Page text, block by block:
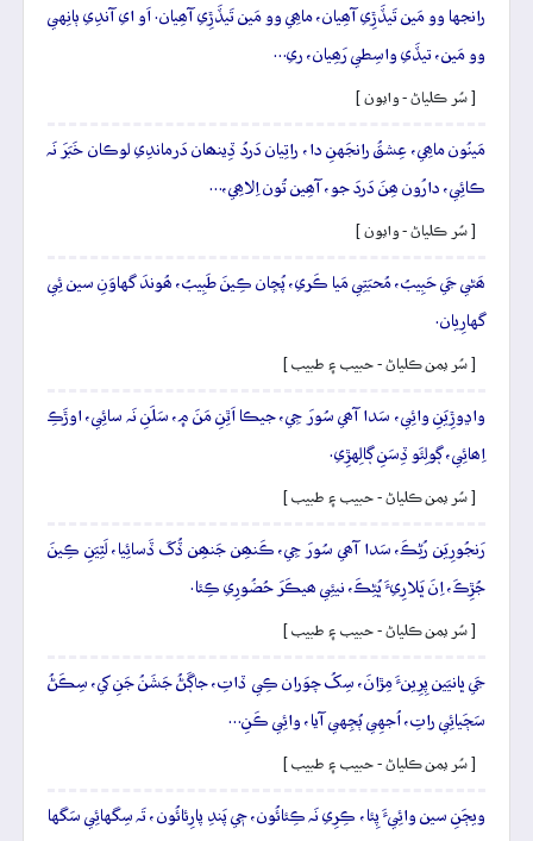
رانجها وو مَين تَيڏَڙِي آھِيان، ماھِي وو مَين تَيڏَڙِي آھِيان. اَو اي آندِي ٻانِهي
وو مَين، تيڏَي واسِطي رَھِيان، ري…
[ سُر ڪلياڻ - وايون ]
مَينُون ماھِي، عِشقُ رانجَهنِ دا، راتِيان دَردُ ڏِينھان دَرماندِي لوڪان خَبَرَ نَہ
ڪائِي، دارُون ھِنَ دَردَ جو، آھِين تُون اِلاھِي،…
[ سُر ڪلياڻ - وايون ]
ھَڻي جَي حَبِيبُ، مُحبَتِي مَيا ڪَري، پُڇان ڪِينَ طَبِيبُ، ھُوندَ گهاوَنِ سين ئِي
گهارِيان.
[ سُر يمن ڪلياڻ - حبيب ۽ طبيب ]
واڍوڙِيَنِ وائِي، سَدا آھي سُورَ جِي، جيڪا اَٿِنِ مَنَ ۾، سَلَنِ نَہ سائِي، اوڙَڪِ
اِھائِي، ڳولِئَو ڏِسَنِ ڳالِهڙِي.
[ سُر يمن ڪلياڻ - حبيب ۽ طبيب ]
رَنجُورِيَن رُڻِڪَ، سَدا آھي سُورَ جِي، ڪَنھِن جَنھِن ڏُکَ ڏَسائِيا، لَٿِيَنِ ڪِينَ
جُڙِڪَ، اِنَ ڀَلارِيءَ ڀُڻِڪَ، نيئِي ھيڪَرَ حُضُورِي ڪِئا.
[ سُر يمن ڪلياڻ - حبيب ۽ طبيب ]
جَي ڀانيَين پِرِينءَ مِڙانَ، سِکُ چوَران ڪِي ڏاتِ، جاڳَڻُ جَشَنُ جَنِ کي، سِڪَڻُ
سَڄَيائِي راتِ، اُجهِي ٻُجِهي آيا، وائِي ڪَنِ…
[ سُر يمن ڪلياڻ - حبيب ۽ طبيب ]
ويڄَنِ سين وائِيءَ پِئا، ڪِرِي نَہ ڪِئائُون، جٖي پَندِ پارِئائُون، تَہ سِگهائِي سَگها